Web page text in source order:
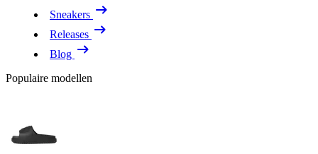
Sneakers
Releases
Blog
Populaire modellen